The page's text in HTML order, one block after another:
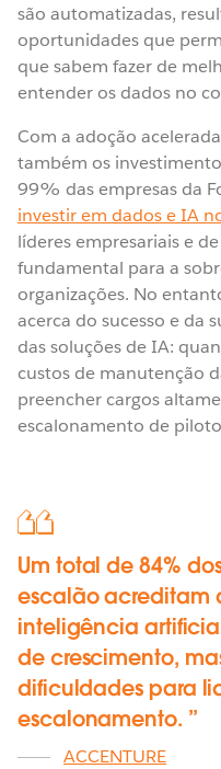
são automatizadas,
oportunidades que
que sabem fazer de
entender os dados no
Com a adoção
também os
99% das empresas da
investir em dados e IA
líderes empresariais e
fundamental para a
organizações. No
acerca do sucesso e da
das soluções de IA:
custos de manutenção
preencher cargos
escalonamento de
Um total de 84%
escalão acreditam
inteligência
de crescimento,
dificuldades para
escalonamento.
ACCENTURE